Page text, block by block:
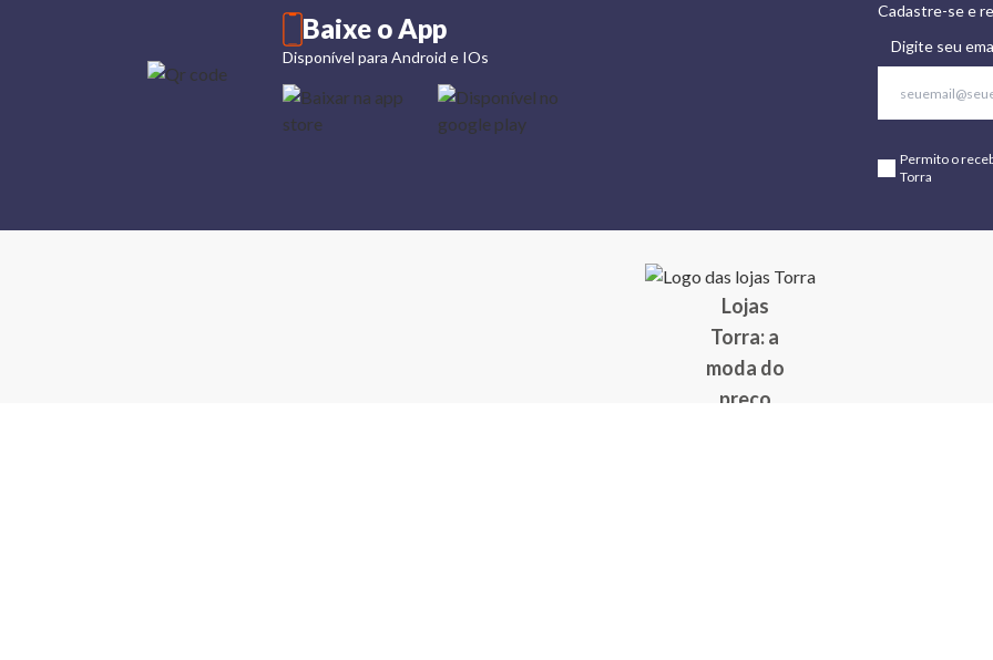
Cadastre-se e
Digite seu
Permito o
Torra
Baixe o App
Disponível para Android e IOs
Lojas
Torra: a
moda do
preço